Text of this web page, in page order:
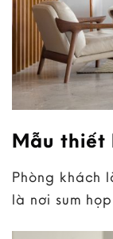
Mẫu thiết
Phòng khách
là nơi sum